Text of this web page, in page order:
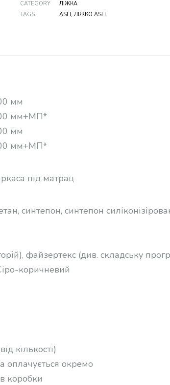
CATEGORY
ЛІЖКА
TAGS
ASH, ЛІЖКО ASH
мм
мм+МП*
мм
мм+МП*
під матрац
синтепон, синтепон
файзертекс (див. складську
коричневий
кількості)
оплачується окремо
коробки